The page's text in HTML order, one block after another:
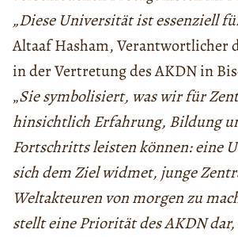
„Diese Universität ist essenziell
Altaaf Hasham, Verantwortlicher
in der Vertretung des AKDN in
„Sie symbolisiert, was wir für
hinsichtlich Erfahrung, Bildung
Fortschritts leisten können: eine
sich dem Ziel widmet, junge
Weltakteuren von morgen zu
stellt eine Priorität des AKDN